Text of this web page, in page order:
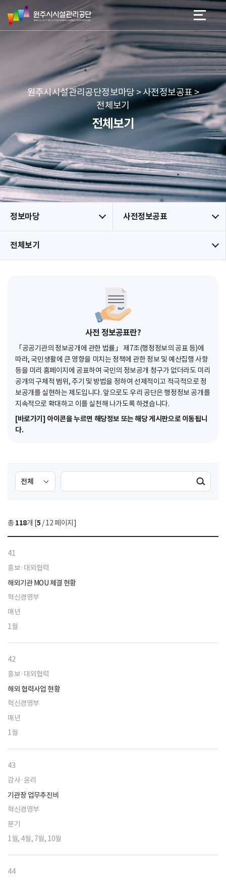
네
본문 바로가기
메뉴 바로가기
원
주
시
리
공
단
원주시시설관리공단정보마당 > 사전정보공표 >
전체보기
전체보기
정보마당 사전정보공표
전체보기
사전 정보공표란?
「공공기관의 정보공개에 관한 법률」 제7조(행정정보의 공표 등)에
따라, 국민생활에 큰 영향을 미치는 정책에 관한 정보 및 예산집행 사항
등을 미리 홈페이지에 공표하여 국민의 정보공개 청구가 없더라도 미리
공개의 구체적 범위, 주기 및 방법을 정하여 선제적이고 적극적으로 정
보공개를 실현하는 제도입니다. 앞으로도 우리 공단은 행정정보 공개를
지속적으로 확대하고 이를 실천해 나가도록 하겠습니다.
[바로가기] 아이콘을 누르면 해당정보 또는 해당 게시판으로 이동됩니
다.
검
색
선
택
색
검색실행
총 118개 [5 / 12 페이지]
41
홍보·대외협력
해외기관 MOU 체결 현황
혁신경영부
매년
1월
42
홍보·대외협력
해외 협력사업 현황
혁신경영부
매년
1월
43
감사·윤리
기관장 업무추진비
혁신경영부
분기
1월, 4월, 7월, 10월
44